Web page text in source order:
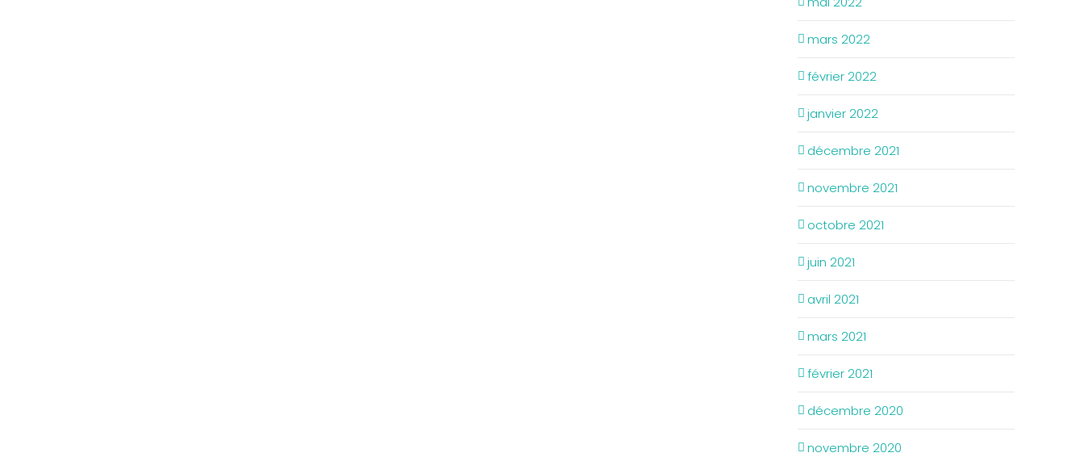
mars 2022
février 2022
janvier 2022
décembre 2021
novembre 2021
octobre 2021
juin 2021
avril 2021
mars 2021
février 2021
décembre 2020
novembre 2020